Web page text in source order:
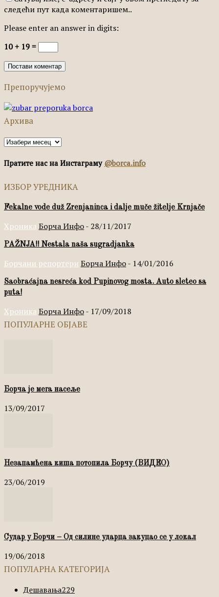
следећи пут када коментаришем..
Please enter an answer in digits:
10 + 19 =
Препоручујемо
Архива
Архива
Пратите нас на Инстаграму @borca.info
ИЗБОР УРЕДНИКА
Fekalne vode duž Zrenjaninca i dalje muče žitelje Krnjače
ХроникаБорча Инфо- 28/11/2017
PAŽNJA!! Nestala naša sugradjanka
Борчани репортери Борча Инфо- 14/01/2016
Saobraćajna nesreća kod Pupinovog mosta. Auto sleteo sa
puta!
ХроникаБорча Инфо- 17/09/2018
ПОПУЛАРНЕ ОБЈАВЕ
Борча је мега насеље
13/09/2017
Незапамћена киша потопила Борчу (ВИДЕО)
23/06/2019
Судар у Борчи – Од силине ударца закуцао се у локал
19/06/2018
ПОПУЛАРНА КАТЕГОРИЈА
Дешавања229